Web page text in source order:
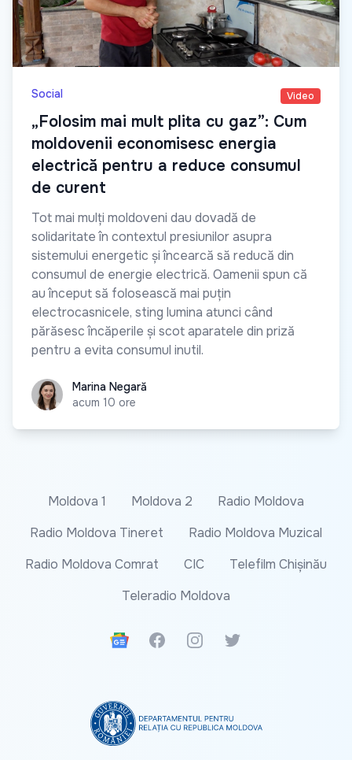
Social Video
„Folosim mai mult plita cu gaz”: Cum
moldovenii economisesc energia
electrică pentru a reduce consumul
de curent
Tot mai mulți moldoveni dau dovadă de
solidaritate în contextul presiunilor asupra
sistemului energetic și încearcă să reducă din
consumul de energie electrică. Oamenii spun că
au început să folosească mai puțin
electrocasnicele, sting lumina atunci când
părăsesc încăperile și scot aparatele din priză
pentru a evita consumul inutil.
Marina Negară
Marina Negară
acum 10 ore
Moldova 1 Moldova 2
Radio Moldova
Radio Moldova Tineret
Radio Moldova Muzical
Radio Moldova Comrat
CIC
Telefilm Chișinău
Teleradio Moldova
Google News
FacebookInstagramTwitter